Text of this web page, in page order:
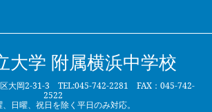
大学 附属横浜中学校
大岡2-31-3 TEL:045-742-2281 FAX：045-742-
2522
日曜、祝日を除く平日のみ対応。